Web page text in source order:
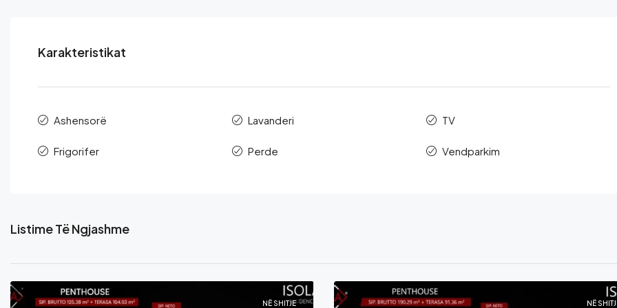
Karakteristikat
Ashensorë
Frigorifer
Lavanderi
Perde
TV
Vendparkim
Listime Të Ngjashme
NË SHITJE NË